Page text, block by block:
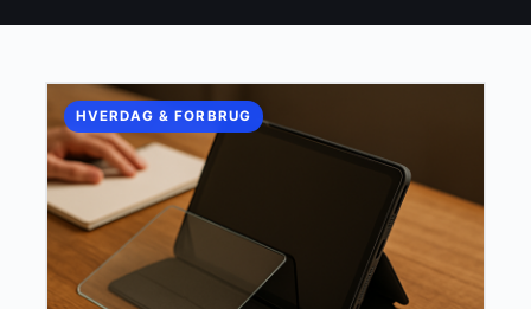
HVERDAG & FORBRUG